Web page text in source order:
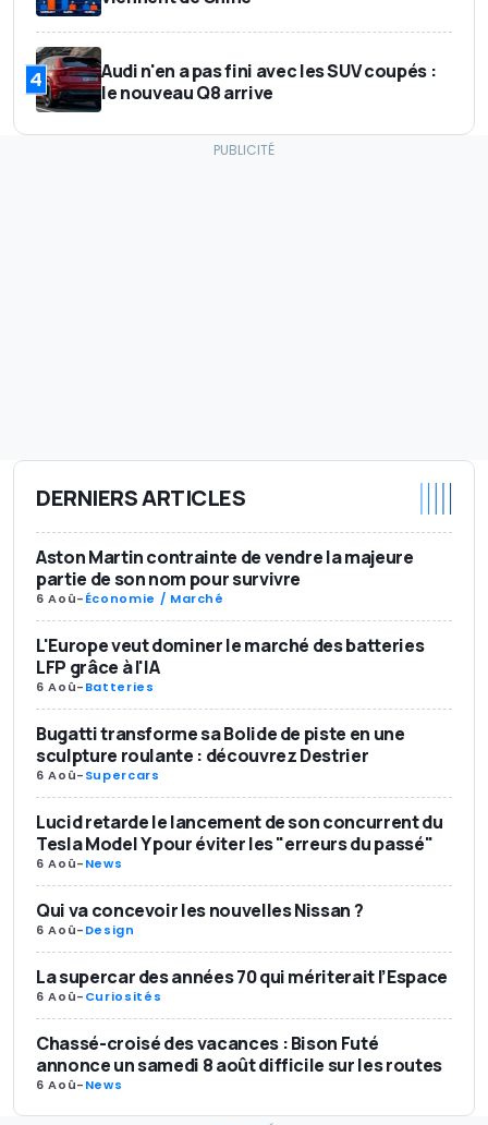
4
Audi n'en a pas fini avec les SUV coupés :
le nouveau Q8 arrive
DERNIERS ARTICLES
Aston Martin contrainte de vendre la majeure
partie de son nom pour survivre
6 Aoû-Économie / Marché
L'Europe veut dominer le marché des batteries
LFP grâce à l'IA
6 Aoû-Batteries
Bugatti transforme sa Bolide de piste en une
sculpture roulante : découvrez Destrier
6 Aoû-Supercars
Lucid retarde le lancement de son concurrent du
Tesla Model Y pour éviter les "erreurs du passé"
6 Aoû-News
Qui va concevoir les nouvelles Nissan ?
6 Aoû-Design
La supercar des années 70 qui mériterait l’Espace
6 Aoû-Curiosités
Chassé-croisé des vacances : Bison Futé
annonce un samedi 8 août difficile sur les routes
6 Aoû-News